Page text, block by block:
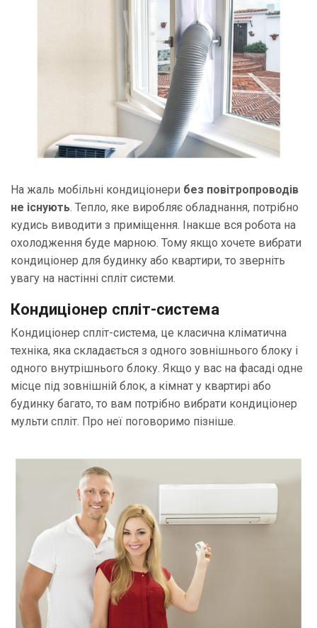
На жаль мобільні кондиціонери без повітропроводів
не існують. Тепло, яке виробляє обладнання, потрібно
кудись виводити з приміщення. Інакше вся робота на
охолодження буде марною. Тому якщо хочете вибрати
кондиціонер для будинку або квартири, то зверніть
увагу на настінні спліт системи.
Кондиціонер спліт-система
Кондиціонер спліт-система, це класична кліматична
техніка, яка складається з одного зовнішнього блоку і
одного внутрішнього блоку. Якщо у вас на фасаді одне
місце під зовнішній блок, а кімнат у квартирі або
будинку багато, то вам потрібно вибрати кондиціонер
мульти спліт. Про неї поговоримо пізніше.